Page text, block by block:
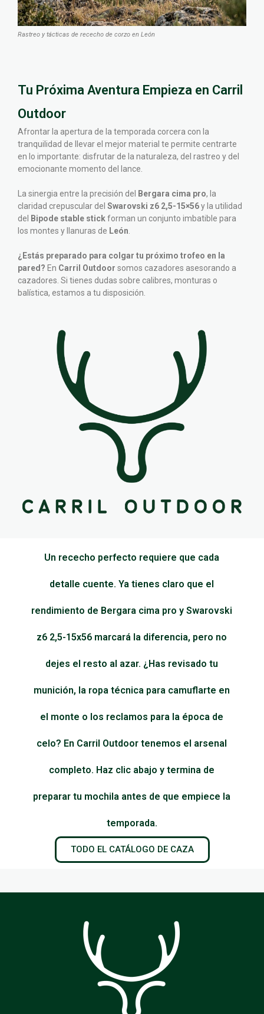
Rastreo y tácticas de rececho de corzo en León
Tu Próxima Aventura Empieza en Carril
Outdoor
Afrontar la apertura de la temporada corcera con la
tranquilidad de llevar el mejor material te permite centrarte
en lo importante: disfrutar de la naturaleza, del rastreo y del
emocionante momento del lance.
La sinergia entre la precisión del Bergara cima pro, la
claridad crepuscular del Swarovski z6 2,5-15×56y la utilidad
del
Bipode stable stickforman un conjunto imbatible para
los montes y llanuras de León
¿Estás preparado para colgar tu próximo trofeo en la
pared? En Carril Outdoor somos cazadores asesorando a
cazadores. Si tienes dudas sobre calibres, monturas o
balística, estamos a tu disposición.
Un rececho perfecto requiere que cada
detalle cuente. Ya tienes claro que el
rendimiento de Bergara cima pro y Swarovski
z6 2,5-15x56 marcará la diferencia, pero no
dejes el resto al azar. ¿Has revisado tu
munición, la ropa técnica para camuflarte en
el monte o los reclamos para la época de
celo? En Carril Outdoor tenemos el arsenal
completo. Haz clic abajo y termina de
preparar tu mochila antes de que empiece la
temporada.
TODO EL CATÁLOGO DE CAZA